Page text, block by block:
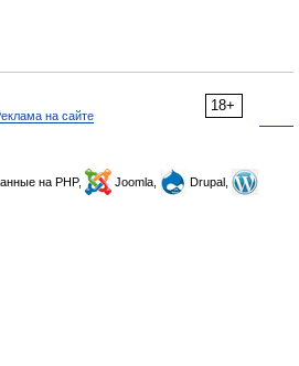
18+
на сайте
на PHP, Joomla,
Drupal,